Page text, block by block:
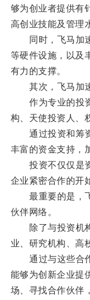
够为创业者提供有
高创业技能及管理
同时，飞马加速
等硬件设施，以及
有力的支撑。
其次，飞马加速
作为专业的投资
构、天使投资人、
通过投资和筹资
丰富的资金支持，
投资不仅仅是资
企业紧密合作的开
最重要的是，飞
伙伴网络。
除了与投资机构
业、研究机构、高
通过与这些合作
能够为创新企业提
场、寻找合作伙伴